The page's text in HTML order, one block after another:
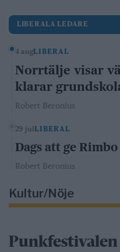
LIBERALA LEDARE
4 augLIBERAL
Norrtälje visar
klarar
Robert Beronius
29 julLIBERAL
Dags att ge
Robert Beronius
Kultur/Nöje
Punkfestivalen